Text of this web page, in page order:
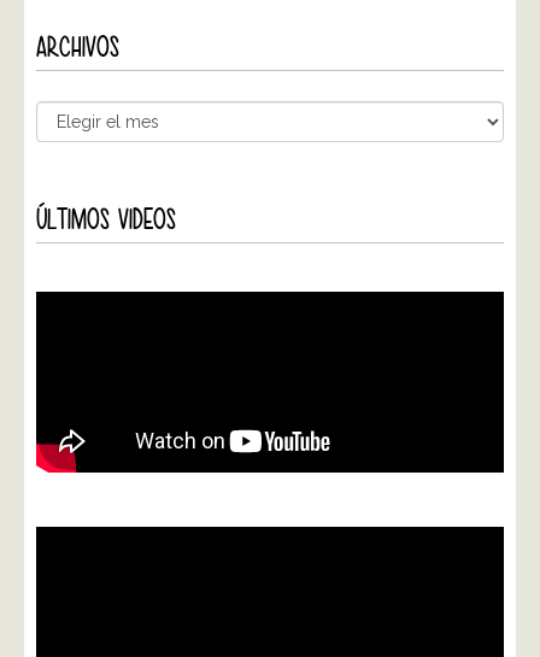
ARCHIVOS
ÚLTIMOS VIDEOS